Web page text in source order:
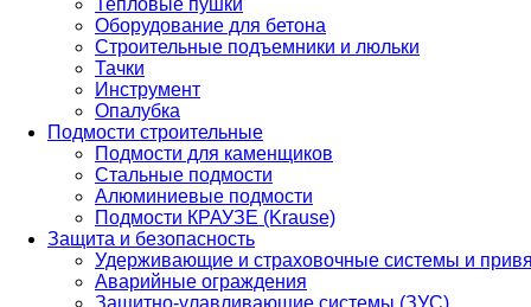
Тепловые пушки
Оборудование для бетона
Строительные подъемники и люльки
Тачки
Инструмент
Опалубка
Подмости строительные
Подмости для каменщиков
Стальные подмости
Алюминиевые подмости
Подмости КРАУЗЕ (Krause)
Защита и безопасность
Удерживающие и страховочные системы и
Аварийные ограждения
Защитно-улавливающие системы (ЗУС)